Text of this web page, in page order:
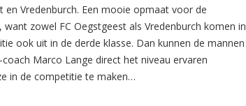
en Vredenburch. Een mooie opmaat voor de
zowel FC Oegstgeest als Vredenburch komen in
ook uit in de derde klasse. Dan kunnen de mannen
Marco Lange direct het niveau ervaren
in de competitie te maken…